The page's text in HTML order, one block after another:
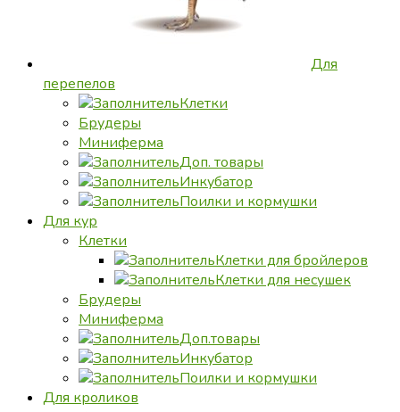
Для
перепелов
Клетки
Брудеры
Миниферма
Доп. товары
Инкубатор
Поилки и кормушки
Для кур
Клетки
Клетки для бройлеров
Клетки для несушек
Брудеры
Миниферма
Доп.товары
Инкубатор
Поилки и кормушки
Для кроликов